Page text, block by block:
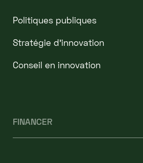
Politiques publiques
Stratégie d'innovation
Conseil en innovation
FINANCER